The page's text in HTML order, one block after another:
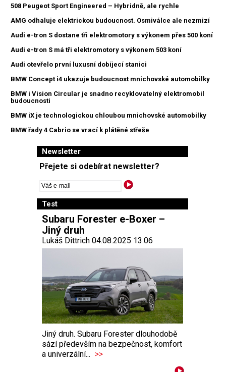
508 Peugeot Sport Engineered – Hybridně, ale rychle
AMG odhaluje elektrickou budoucnost. Osmiválce ale nezmizí
Audi e-tron S dostane tři elektromotory s výkonem přes 500 koní
Audi e-tron S má tři elektromotory s výkonem 503 koní
Audi otevřelo první luxusní dobíjecí stanici
BMW Concept i4 ukazuje budoucnost mnichovské automobilky
BMW i Vision Circular je snadno recyklovatelný elektromobil
budoucnosti
BMW iX je technologickou chloubou mnichovské automobilky
BMW řady 4 Cabrio se vrací k plátěné střeše
Newsletter
Přejete si odebírat newsletter?
Test
Subaru Forester e-Boxer –
Jiný druh
Lukáš Dittrich 04.08.2025 13:06
Jiný druh. Subaru Forester dlouhodobě
sází především na bezpečnost, komfort
a univerzální... >>